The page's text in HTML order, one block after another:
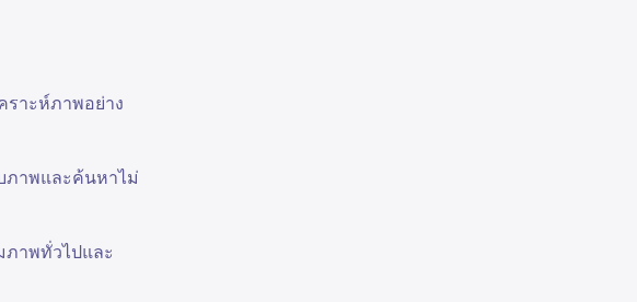
ราะห์ภาพอย่าง
ภาพและค้นหาไม่
ภาพทั่วไปและ